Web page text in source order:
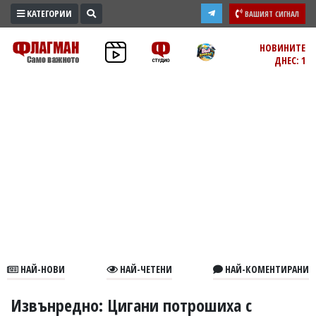
ПРОМО
ЗОНА
В
КАТЕГОРИИ ВАШИЯТ СИГНАЛ
НОВИНИТЕ
ДНЕС: 1
НАЙ-НОВИ НАЙ-ЧЕТЕНИ НАЙ-КОМЕНТИРАНИ
Извънредно: Цигани потрошиха с